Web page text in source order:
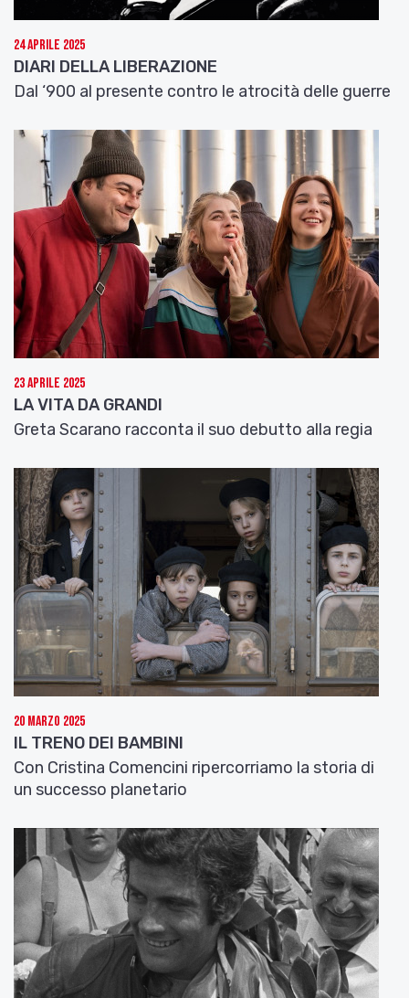
24 Aprile 2025
DIARI DELLA LIBERAZIONE
Dal ‘900 al presente contro le atrocità delle guerre
23 Aprile 2025
LA VITA DA GRANDI
Greta Scarano racconta il suo debutto alla regia
20 Marzo 2025
IL TRENO DEI BAMBINI
Con Cristina Comencini ripercorriamo la storia di
un successo planetario